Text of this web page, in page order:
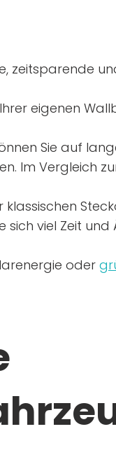
zeitsparende
eigenen
Sie auf
Im Vergleich
klassischen
viel Zeit und
oder